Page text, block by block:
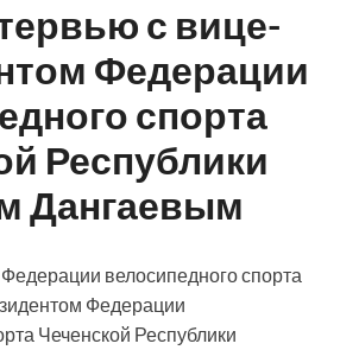
с вице-
Федерации
спорта
Республики
Дангаевым
велосипедного спорта
Федерации
Чеченской Республики